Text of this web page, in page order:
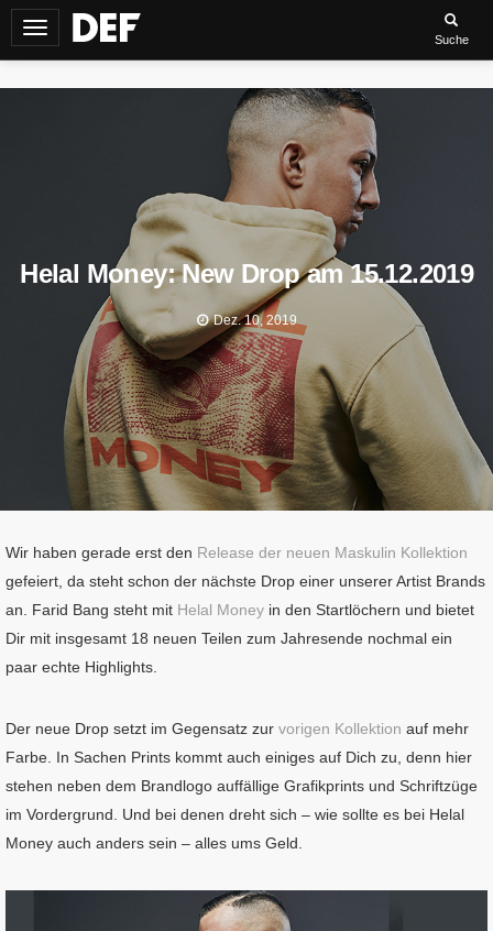
Navigation
umschalten
Suche
Helal Money: New Drop am 15.12.2019
Dez. 10, 2019
Wir haben gerade erst den Release der neuen Maskulin Kollektion
gefeiert, da steht schon der nächste Drop einer unserer Artist Brands
an. Farid Bang steht mit Helal Money in den Startlöchern und bietet
Dir mit insgesamt 18 neuen Teilen zum Jahresende nochmal ein
paar echte Highlights.
Der neue Drop setzt im Gegensatz zur vorigen Kollektion auf mehr
Farbe. In Sachen Prints kommt auch einiges auf Dich zu, denn hier
stehen neben dem Brandlogo auffällige Grafikprints und Schriftzüge
im Vordergrund. Und bei denen dreht sich – wie sollte es bei Helal
Money auch anders sein – alles ums Geld.